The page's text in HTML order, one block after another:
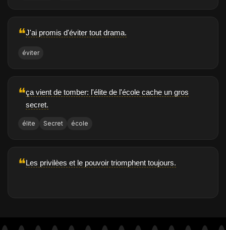
❝J'ai promis d'éviter tout drama.
éviter
❝ça vient de tomber: l'élite de l'école cache un gros
secret.
élite Secret école
❝Les privilèes et le pouvoir triomphent toujours.